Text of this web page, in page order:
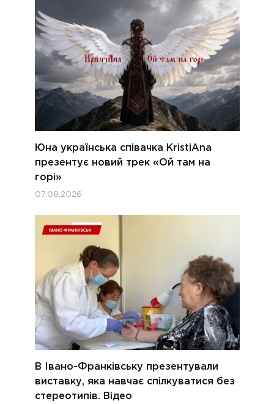
Юна українська співачка KristiAna
презентує новий трек «Ой там на
горі»
07.08.2026
В Івано-Франківську презентували
виставку, яка навчає спілкуватися без
стереотипів. Відео